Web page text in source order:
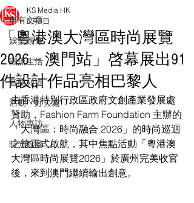
所有文章
娛樂頭條
潮流生活
音樂頻道
活動・好去處
人物專訪
時光檔案
「粵港澳大灣區時尚展覽
2026－澳門站」啓幕展出91
件設計作品亮相巴黎人
KS Media HK
6月3日
由香港特別行政區政府文創產業發展處
贊助，Fashion Farm Foundation 主辦的
「大灣區：時尚融合 2026」的時尚巡迴
之旅正式啟航，其中焦點活動「粵港澳
大灣區時尚展覽2026」於廣州完美收官
後，來到澳門繼續輸出創意。